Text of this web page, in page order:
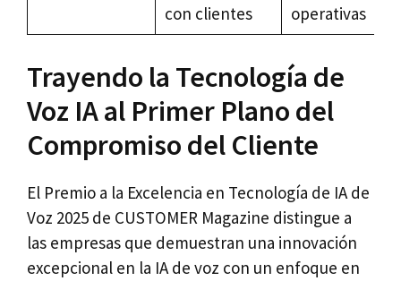
con clientes
operativas
Trayendo la Tecnología de
Voz IA al Primer Plano del
Compromiso del Cliente
El Premio a la Excelencia en Tecnología de IA de
Voz 2025 de CUSTOMER Magazine distingue a
las empresas que demuestran una innovación
excepcional en la IA de voz con un enfoque en